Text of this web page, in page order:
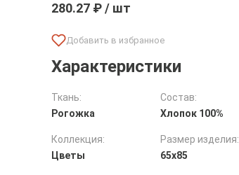
280.27 ₽ / шт
Характеристики
Ткань:
Рогожка
Состав:
Хлопок 100%
Коллекция:
Цветы
Размер изделия:
65х85